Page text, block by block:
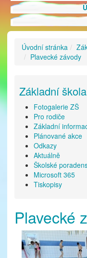
Úvodní stránka
Plavecké závody
Základní škola
Fotogalerie ZŠ
Pro rodiče
Základní
Plánované akce
Odkazy
Aktuálně
Školské
Microsoft 365
Tiskopisy
Plavecké